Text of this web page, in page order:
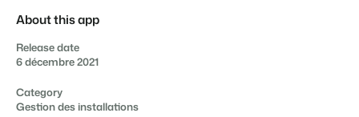
Présentation de Booking Experts
Découvrez les personnes derrière de Booking Experts
About this app
Release date
6 décembre 2021
Category
Gestion des installations